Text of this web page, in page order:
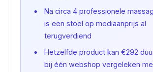
Na circa 4 professionele
is een stoel op mediaanprijs al
terugverdiend
Hetzelfde product kan €292
bij één webshop vergeleken